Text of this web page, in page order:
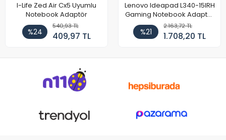
I-Life Zed Air Cx5 Uyumlu
Notebook Adaptör
%24
540,93 TL
409,97 TL
Lenovo Ideapad L340-15IRH
Gaming Notebook Adaptör
Cihazı Şarj Aleti (150W)
%21
2.163,72 TL
1.708,20 TL